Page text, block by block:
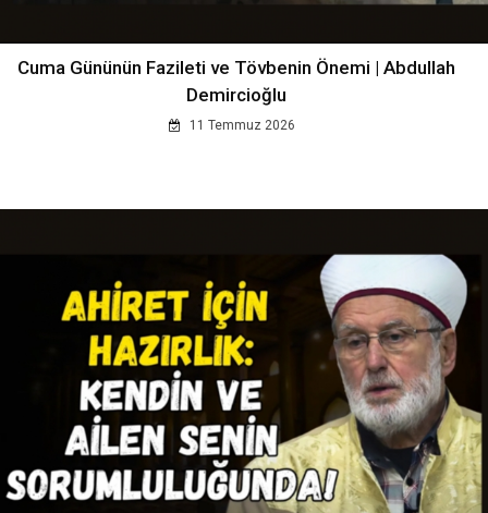
Cuma Gününün Fazileti ve Tövbenin Önemi | Abdullah
Demircioğlu
11 Temmuz 2026